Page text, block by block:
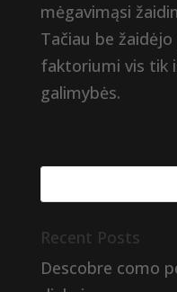
mėgavimąsi
Tačiau be
faktoriumi vis tik
galimybės.
Recent Posts
Descobre como